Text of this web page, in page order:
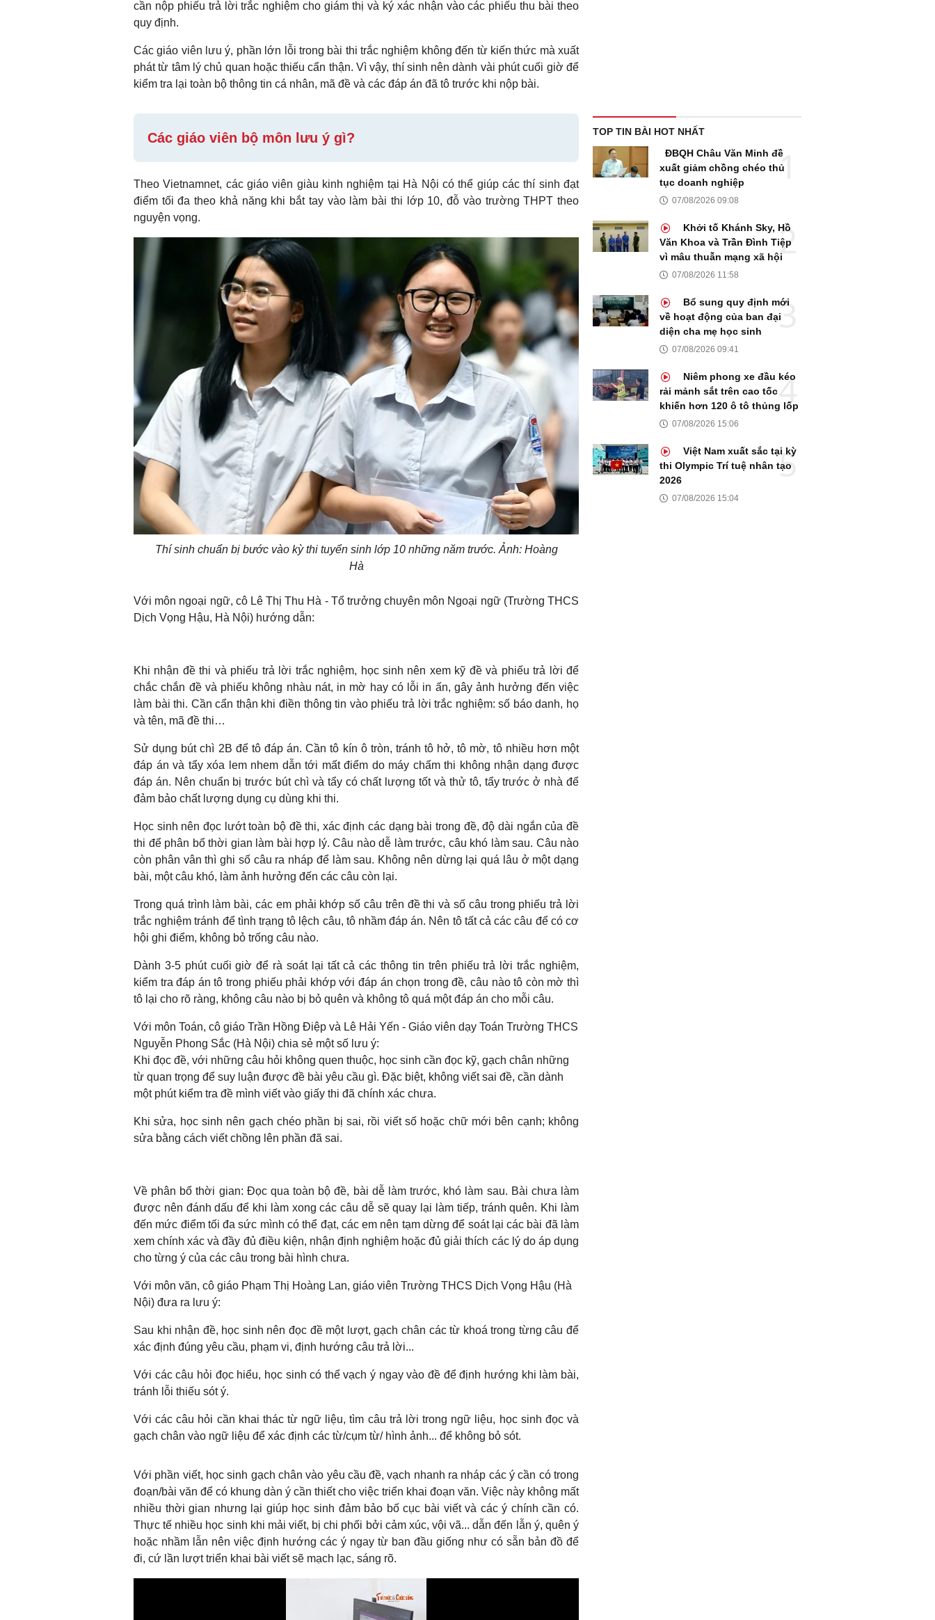
cần nộp phiếu trả lời trắc nghiệm cho giám thị và ký xác nhận vào các phiếu thu bài theo
quy định.
Các giáo viên lưu ý, phần lớn lỗi trong bài thi trắc nghiệm không đến từ kiến thức mà xuất
phát từ tâm lý chủ quan hoặc thiếu cẩn thận. Vì vậy, thí sinh nên dành vài phút cuối giờ để
kiểm tra lại toàn bộ thông tin cá nhân, mã đề và các đáp án đã tô trước khi nộp bài.
Các giáo viên bộ môn lưu ý gì?
Theo Vietnamnet, các giáo viên giàu kinh nghiệm tại Hà Nội có thể giúp các thí sinh đạt
điểm tối đa theo khả năng khi bắt tay vào làm bài thi lớp 10, đỗ vào trường THPT theo
nguyện vọng.
Thí sinh chuẩn bị bước vào kỳ thi tuyển sinh lớp 10 những năm trước. Ảnh: Hoàng
Hà
Với môn ngoại ngữ, cô Lê Thị Thu Hà - Tổ trưởng chuyên môn Ngoại ngữ (Trường THCS
Dịch Vọng Hậu, Hà Nội) hướng dẫn:
Khi nhận đề thi và phiếu trả lời trắc nghiệm, học sinh nên xem kỹ đề và phiếu trả lời để
chắc chắn đề và phiếu không nhàu nát, in mờ hay có lỗi in ấn, gây ảnh hưởng đến việc
làm bài thi. Cần cẩn thận khi điền thông tin vào phiếu trả lời trắc nghiệm: số báo danh, họ
và tên, mã đề thi…
Sử dụng bút chì 2B để tô đáp án. Cần tô kín ô tròn, tránh tô hở, tô mờ, tô nhiều hơn một
đáp án và tẩy xóa lem nhem dẫn tới mất điểm do máy chấm thi không nhận dạng được
đáp án. Nên chuẩn bị trước bút chì và tẩy có chất lượng tốt và thử tô, tẩy trước ở nhà để
đảm bảo chất lượng dụng cụ dùng khi thi.
Học sinh nên đọc lướt toàn bộ đề thi, xác định các dạng bài trong đề, độ dài ngắn của đề
thi để phân bổ thời gian làm bài hợp lý. Câu nào dễ làm trước, câu khó làm sau. Câu nào
còn phân vân thì ghi số câu ra nháp để làm sau. Không nên dừng lại quá lâu ở một dạng
bài, một câu khó, làm ảnh hưởng đến các câu còn lại.
Trong quá trình làm bài, các em phải khớp số câu trên đề thi và số câu trong phiếu trả lời
trắc nghiệm tránh để tình trạng tô lệch câu, tô nhầm đáp án. Nên tô tất cả các câu để có cơ
hội ghi điểm, không bỏ trống câu nào.
Dành 3-5 phút cuối giờ để rà soát lại tất cả các thông tin trên phiếu trả lời trắc nghiệm,
kiểm tra đáp án tô trong phiếu phải khớp với đáp án chọn trong đề, câu nào tô còn mờ thì
tô lại cho rõ ràng, không câu nào bị bỏ quên và không tô quá một đáp án cho mỗi câu.
Với môn Toán, cô giáo Trần Hồng Điệp và Lê Hải Yến - Giáo viên dạy Toán Trường THCS
Nguyễn Phong Sắc (Hà Nội) chia sẻ một số lưu ý:
Khi đọc đề, với những câu hỏi không quen thuộc, học sinh cần đọc kỹ, gạch chân những
từ quan trọng để suy luận được đề bài yêu cầu gì. Đặc biệt, không viết sai đề, cần dành
một phút kiểm tra đề mình viết vào giấy thi đã chính xác chưa.
Khi sửa, học sinh nên gạch chéo phần bị sai, rồi viết số hoặc chữ mới bên cạnh; không
sửa bằng cách viết chồng lên phần đã sai.
Về phân bổ thời gian: Đọc qua toàn bộ đề, bài dễ làm trước, khó làm sau. Bài chưa làm
được nên đánh dấu để khi làm xong các câu dễ sẽ quay lại làm tiếp, tránh quên. Khi làm
đến mức điểm tối đa sức mình có thể đạt, các em nên tạm dừng để soát lại các bài đã làm
xem chính xác và đầy đủ điều kiện, nhận định nghiệm hoặc đủ giải thích các lý do áp dụng
cho từng ý của các câu trong bài hình chưa.
Với môn văn, cô giáo Phạm Thị Hoàng Lan, giáo viên Trường THCS Dịch Vọng Hậu (Hà
Nội) đưa ra lưu ý:
Sau khi nhận đề, học sinh nên đọc đề một lượt, gạch chân các từ khoá trong từng câu để
xác định đúng yêu cầu, phạm vi, định hướng câu trả lời...
Với các câu hỏi đọc hiểu, học sinh có thể vạch ý ngay vào đề để định hướng khi làm bài,
tránh lỗi thiếu sót ý.
Với các câu hỏi cần khai thác từ ngữ liệu, tìm câu trả lời trong ngữ liệu, học sinh đọc và
gạch chân vào ngữ liệu để xác định các từ/cụm từ/ hình ảnh... để không bỏ sót.
Với phần viết, học sinh gạch chân vào yêu cầu đề, vạch nhanh ra nháp các ý cần có trong
đoạn/bài văn để có khung dàn ý cần thiết cho việc triển khai đoạn văn. Việc này không mất
nhiều thời gian nhưng lại giúp học sinh đảm bảo bố cục bài viết và các ý chính cần có.
Thực tế nhiều học sinh khi mải viết, bị chi phối bởi cảm xúc, vội vã... dẫn đến lẫn ý, quên ý
hoặc nhầm lẫn nên việc định hướng các ý ngay từ ban đầu giống như có sẵn bản đồ để
đi, cứ lần lượt triển khai bài viết sẽ mạch lạc, sáng rõ.
TOP TIN BÀI HOT NHẤT
ĐBQH Châu Văn Minh đề
xuất giảm chồng chéo thủ
tục doanh nghiệp
07/08/2026 09:08
Khởi tố Khánh Sky, Hồ
Văn Khoa và Trần Đình Tiệp
vì mâu thuẫn mạng xã hội
07/08/2026 11:58
Bổ sung quy định mới
về hoạt động của ban đại
diện cha mẹ học sinh
07/08/2026 09:41
Niêm phong xe đầu kéo
rải mảnh sắt trên cao tốc
khiến hơn 120 ô tô thủng lốp
07/08/2026 15:06
Việt Nam xuất sắc tại kỳ
thi Olympic Trí tuệ nhân tạo
2026
07/08/2026 15:04